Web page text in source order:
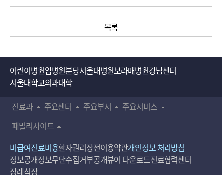
목록
어린이병원암병원분당서울대병원보라매병원강남센터
서울대학교의과대학
진료과
주요센터 주요부서
주요서비스
패밀리사이트
비급여진료비용환자권리장전이용약관개인정보 처리방침
정보공개정보무단수집거부공개뷰어 다운로드진료협력센터
장례식장